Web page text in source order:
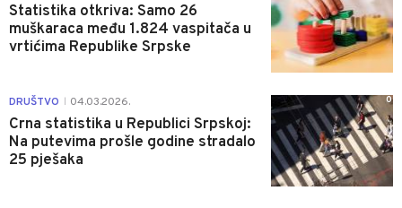
Statistika otkriva: Samo 26
muškaraca među 1.824 vaspitača u
vrtićima Republike Srpske
DRUŠTVO 04.03.2026.
Crna statistika u Republici Srpskoj:
Na putevima prošle godine stradalo
25 pješaka
0